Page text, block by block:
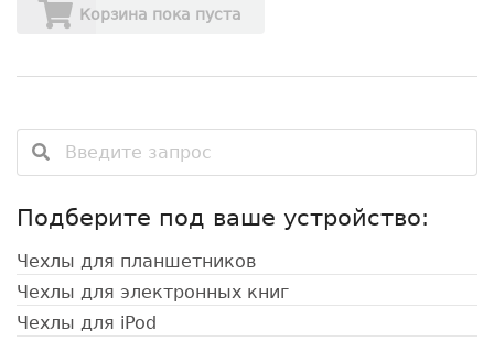
Корзина пока пуста
Подберите под ваше устройство:
Чехлы для планшетников
Чехлы для электронных книг
Чехлы для iPod